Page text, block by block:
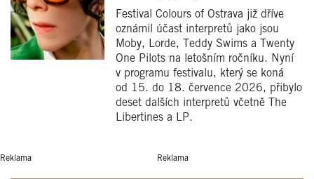
Festival Colours of Ostrava již dříve
oznámil účast interpretů jako jsou
Moby, Lorde, Teddy Swims a Twenty
One Pilots na letošním ročníku. Nyní
v programu festivalu, který se koná
od 15. do 18. července 2026, přibylo
deset dalších interpretů včetně The
Libertines a LP.
Reklama Reklama